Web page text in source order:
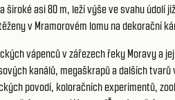
široké asi 80 m, leží výše ve svahu
v Mramorovém lomu na dekorační
vápenců v zářezech řeky Moravy
kanálů, megaškrapů a dalších
povodí, koloračních experimentů,